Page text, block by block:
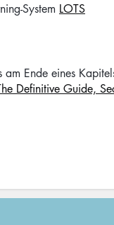
System LOTS
Ende eines
Definitive Guide,